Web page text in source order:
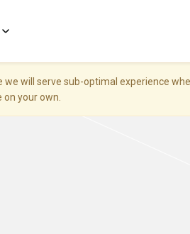
will serve sub-optimal experience
your own.